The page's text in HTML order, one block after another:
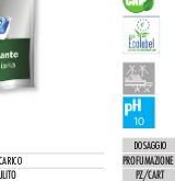
DOSAGGIO
PROFUMAZIONE
PZ/CART
10